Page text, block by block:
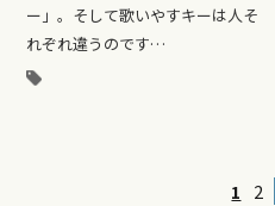
ー」。そして歌いやすキーは人そ
れぞれ違うのです…
1 2